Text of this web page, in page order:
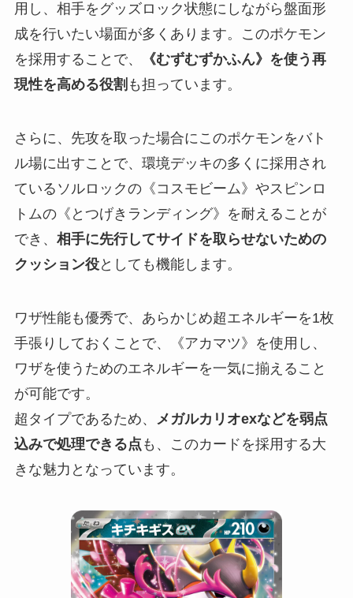
用し、相手をグッズロック状態にしながら盤面形
成を行いたい場面が多くあります。このポケモン
を採用することで、
《むずむずかふん》を使う再
現性を高める役割 も担っています。
さらに、先攻を取った場合にこのポケモンをバト
ル場に出すことで、環境デッキの多くに採用され
ているソルロックの《コスモビーム》やスピンロ
トムの《とつげきランディング》を耐えることが
でき、 相手に先行してサイドを取らせないための
クッション役としても機能します。
ワザ性能も優秀で、あらかじめ超エネルギーを1枚
手張りしておくことで、《アカマツ》を使用し、
ワザを使うためのエネルギーを一気に揃えること
が可能です。
超タイプであるため、 メガルカリオexなどを弱点
込みで処理できる点 も、このカードを採用する大
きな魅力となっています。